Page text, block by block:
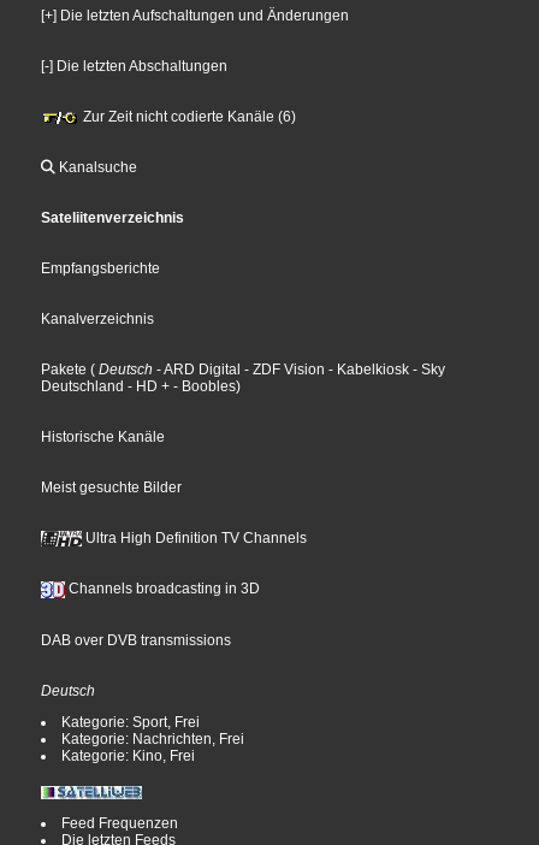
[+] Die letzten Aufschaltungen und Änderungen
[-] Die letzten Abschaltungen
Zur Zeit nicht codierte Kanäle (6)
Kanalsuche
Sateliitenverzeichnis
Empfangsberichte
Kanalverzeichnis
Pakete ( Deutsch - ARD Digital - ZDF Vision - Kabelkiosk - Sky
Deutschland - HD + - Boobles)
Historische Kanäle
Meist gesuchte Bilder
Ultra High Definition TV Channels
Channels broadcasting in 3D
DAB over DVB transmissions
Deutsch
Kategorie: Sport, Frei
Kategorie: Nachrichten, Frei
Kategorie: Kino, Frei
Feed Frequenzen
Die letzten Feeds